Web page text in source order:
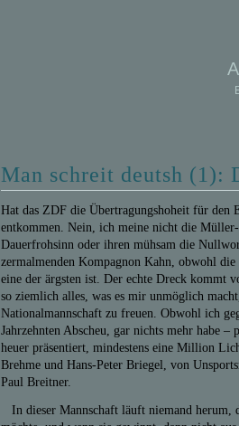
Man schreit deutsh (1):
Hat das ZDF die Übertragungshoheit für
entkommen. Nein, ich meine nicht die
Dauerfrohsinn oder ihren mühsam die
zermalmenden Kompagnon Kahn, obwohl
eine der ärgsten ist. Der echte Dreck kommt
so ziemlich alles, was es mir unmöglich
Nationalmannschaft zu freuen. Obwohl ich
Jahrzehnten Abscheu, gar nichts mehr habe
heuer präsentiert, mindestens eine Million
Brehme und Hans-Peter Briegel, von
Paul Breitner.
In dieser Mannschaft läuft niemand herum,